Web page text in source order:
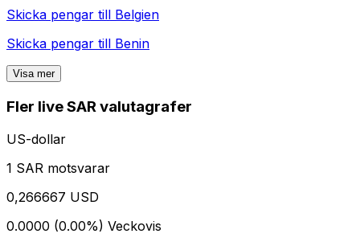
Skicka pengar till Belgien
Skicka pengar till Benin
Visa mer
Fler live SAR valutagrafer
US-dollar
1 SAR motsvarar
0,266667 USD
0.0000 (0.00%) Veckovis